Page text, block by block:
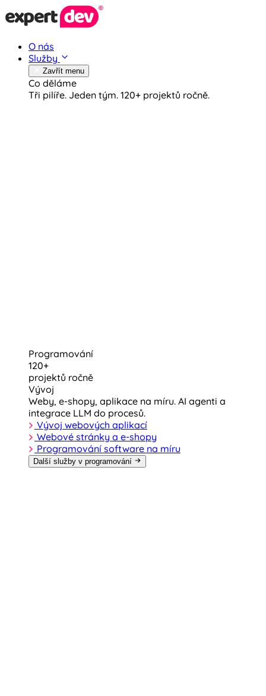
O nás
Služby
Zavřít menu
Co děláme
Tři pilíře. Jeden tým. 120+ projektů ročně.
Programování
120+
projektů ročně
Vývoj
Weby, e-shopy, aplikace na míru. AI agenti a
integrace LLM do procesů.
Vývoj webových aplikací
Webové stránky a e-shopy
Programování software na míru
Další služby v programování